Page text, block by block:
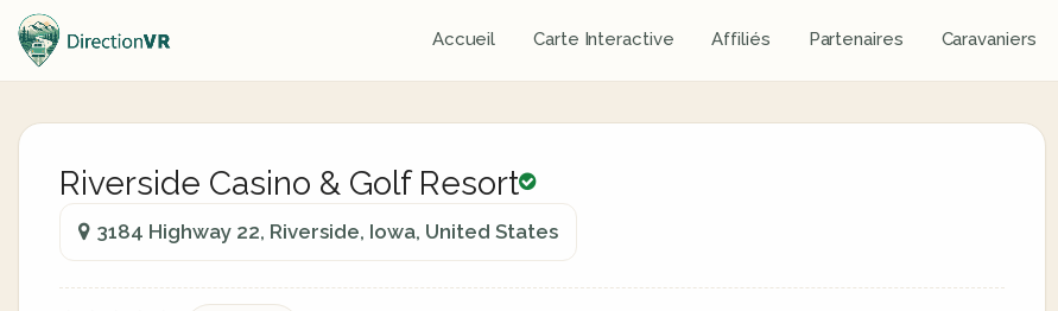
Accueil Carte Interactive Affiliés Partenaires Caravaniers
Riverside Casino & Golf Resort
3184 Highway 22, Riverside, Iowa, United States